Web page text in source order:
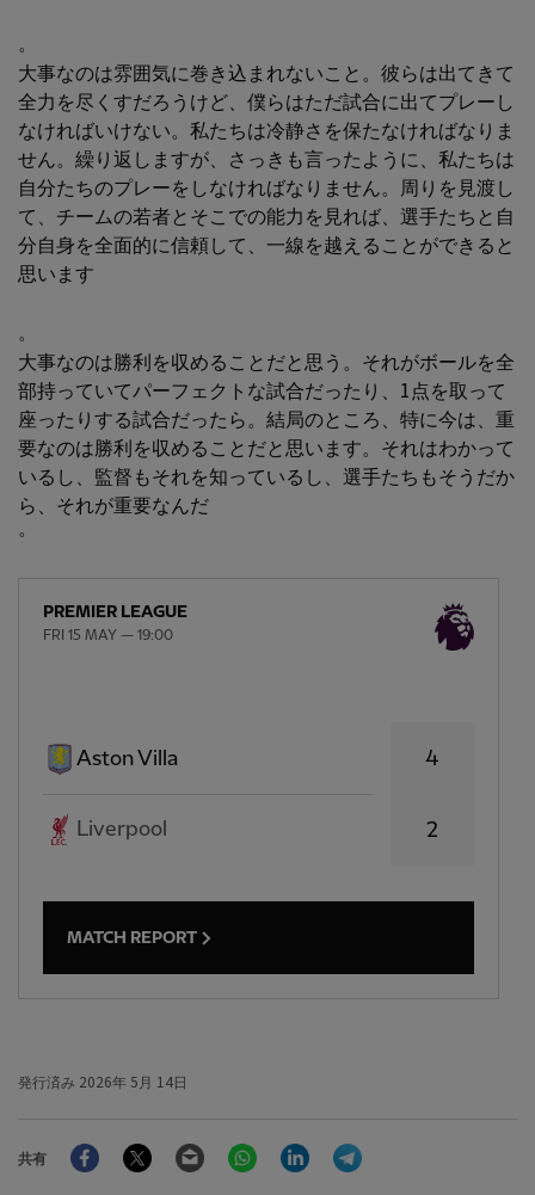
。
大事なのは雰囲気に巻き込まれないこと。彼らは出てきて
全力を尽くすだろうけど、僕らはただ試合に出てプレーし
なければいけない。私たちは冷静さを保たなければなりま
せん。繰り返しますが、さっきも言ったように、私たちは
自分たちのプレーをしなければなりません。周りを見渡し
て、チームの若者とそこでの能力を見れば、選手たちと自
分自身を全面的に信頼して、一線を越えることができると
思います
。
大事なのは勝利を収めることだと思う。それがボールを全
部持っていてパーフェクトな試合だったり、1点を取って
座ったりする試合だったら。結局のところ、特に今は、重
要なのは勝利を収めることだと思います。それはわかって
いるし、監督もそれを知っているし、選手たちもそうだか
ら、それが重要なんだ
。
PREMIER LEAGUE
FRI 15 MAY — 19:00
Aston Villa
Liverpool
4
2
MATCH REPORT
発行済み 2026年 5月 14日
共有
FacebookTwitter Email WhatsAppLinkedIn